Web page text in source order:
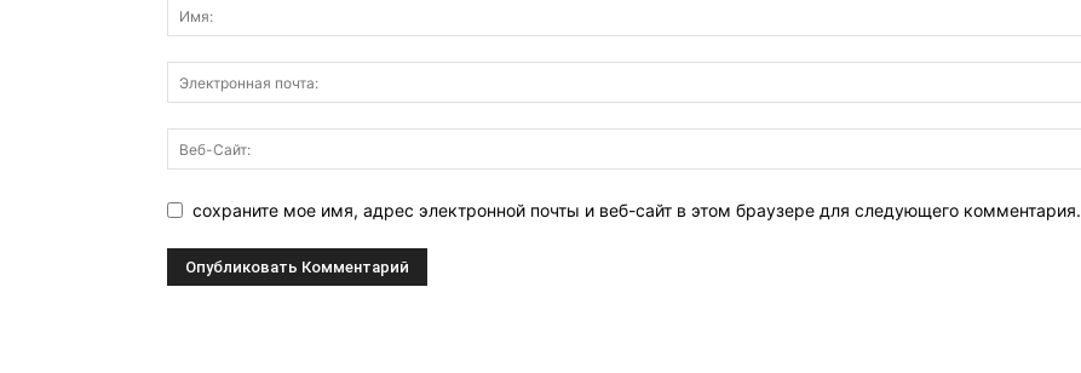
сохраните мое имя, адрес электронной почты и веб-сайт в этом браузере для следующего комментария.